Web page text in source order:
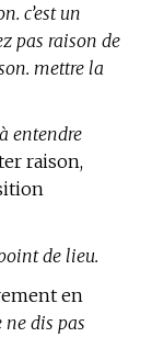
c’est un
pas raison de
mettre la
entendre
raison,
de lieu.
en
ne dis pas